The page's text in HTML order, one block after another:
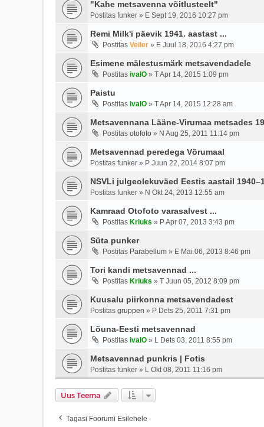
"Kahe metsavenna võitlusteelt"
Postitas funker » E Sept 19, 2016 10:27 pm
Remi Milk'i päevik 1941. aastast ...
Postitas Veiler » E Juul 18, 2016 4:27 pm
Esimene mälestusmärk metsavendadele
Postitas ivalO » T Apr 14, 2015 1:09 pm
Paistu
Postitas ivalO » T Apr 14, 2015 12:28 am
Metsavennana Lääne-Virumaa metsades
Postitas otofoto » N Aug 25, 2011 11:14 pm
Metsavennad peredega Võrumaal
Postitas funker » P Juun 22, 2014 8:07 pm
NSVLi julgeolekuväed Eestis aastail
Postitas funker » N Okt 24, 2013 12:55 am
Kamraad Otofoto varasalvest ...
Postitas Kriuks » P Apr 07, 2013 3:43 pm
Süta punker
Postitas Parabellum » E Mai 06, 2013 8:46 pm
Tori kandi metsavennad ...
Postitas Kriuks » T Juun 05, 2012 8:09 pm
Kuusalu piirkonna metsavendadest
Postitas gruppen » P Dets 25, 2011 7:31 pm
Lõuna-Eesti metsavennad
Postitas ivalO » L Dets 03, 2011 8:55 pm
Metsavennad punkris | Fotis
Postitas funker » L Okt 08, 2011 11:16 pm
Uus Teema
Tagasi Foorumi Esilehele